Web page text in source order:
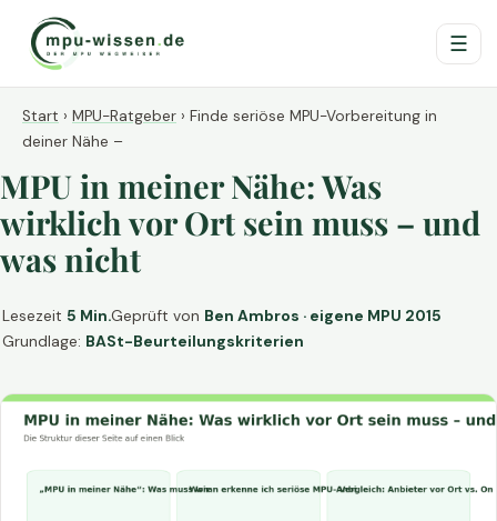
☰
Start › MPU-Ratgeber › Finde seriöse MPU-Vorbereitung in
deiner Nähe –
MPU in meiner Nähe: Was
wirklich vor Ort sein muss – und
was nicht
Lesezeit 5 Min.Geprüft von Ben Ambros · eigene MPU 2015
Grundlage: BASt-Beurteilungskriterien